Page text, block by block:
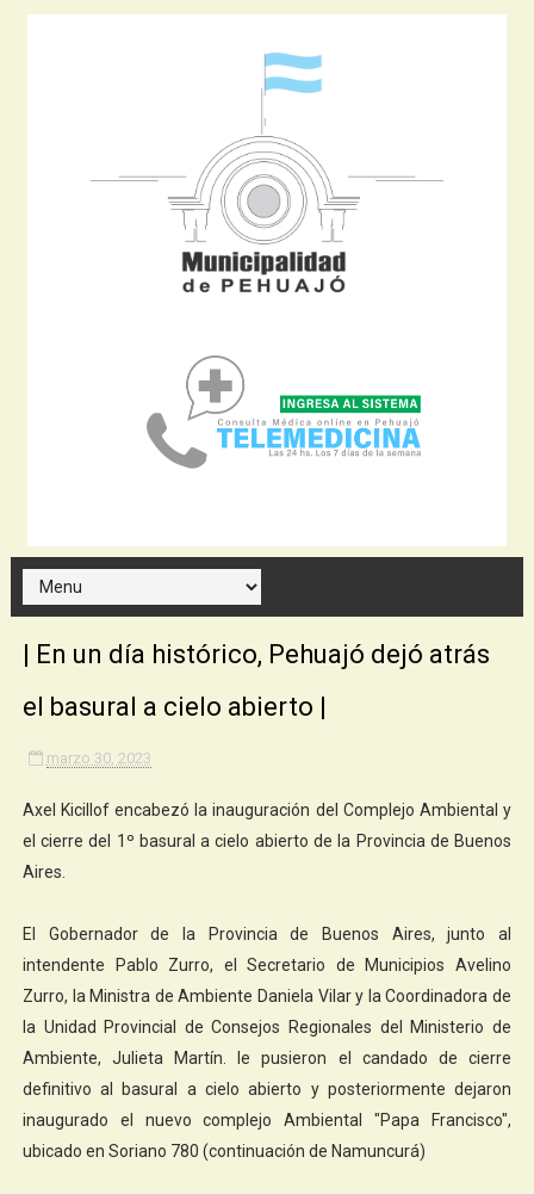
| En un día histórico, Pehuajó dejó atrás
el basural a cielo abierto |
marzo 30, 2023
Axel Kicillof encabezó la inauguración del Complejo Ambiental y
el cierre del 1º basural a cielo abierto de la Provincia de Buenos
Aires.
El Gobernador de la Provincia de Buenos Aires, junto al
intendente Pablo Zurro, el Secretario de Municipios Avelino
Zurro, la Ministra de Ambiente Daniela Vilar y la Coordinadora de
la Unidad Provincial de Consejos Regionales del Ministerio de
Ambiente, Julieta Martín. le pusieron el candado de cierre
definitivo al basural a cielo abierto y posteriormente dejaron
inaugurado el nuevo complejo Ambiental "Papa Francisco",
ubicado en Soriano 780 (continuación de Namuncurá)